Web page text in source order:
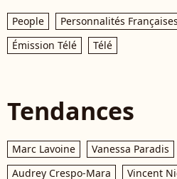
People Personnalités Françaises
Émission Télé
Télé
Tendances
Marc Lavoine Vanessa Paradis
Audrey Crespo-Mara
Vincent